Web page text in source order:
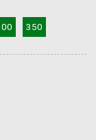
350